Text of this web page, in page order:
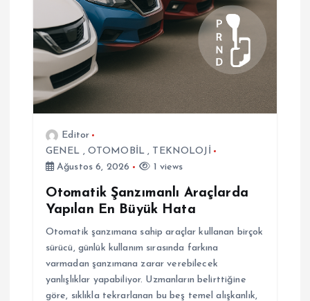
s
Editor
GENEL , OTOMOBİL , TEKNOLOJİ
Ağustos 6, 2026
1 views
Otomatik Şanzımanlı Araçlarda
Yapılan En Büyük Hata
Otomatik şanzımana sahip araçlar kullanan birçok
sürücü, günlük kullanım sırasında farkına
varmadan şanzımana zarar verebilecek
yanlışlıklar yapabiliyor. Uzmanların belirttiğine
göre, sıklıkla tekrarlanan bu beş temel alışkanlık,